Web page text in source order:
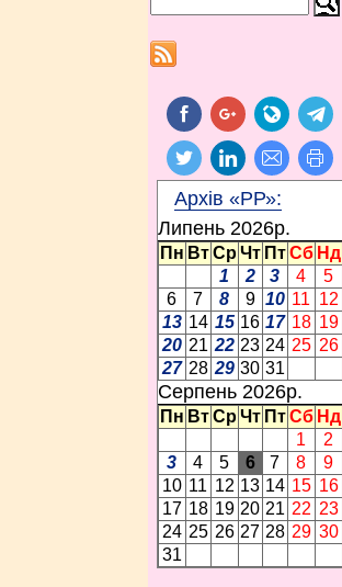
Архів «РР»:
Липень 2026p.
Пн Вт Ср Чт Пт Сб Нд
1
2 3 4
5
6
7 8 9 10 11 12
13 14 15 16 17 18 19
20 21 22 23 24 25 26
27 28 29 30 31
Серпень 2026p.
Пн Вт Ср Чт Пт Сб Нд
1
2
3
4 5 6 7 8
9
10 11 12 13 14 15 16
17 18 19 20 21 22 23
24 25 26 27 28 29 30
31